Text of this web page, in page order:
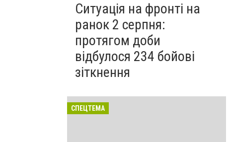
Ситуація на фронті на
ранок 2 серпня:
протягом доби
відбулося 234 бойові
зіткнення
СПЕЦТЕМА